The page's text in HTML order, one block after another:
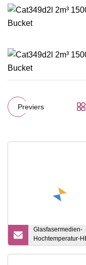
Previers
Glasfasermedien-
Hochtemperatur-
Filter mit SUS-